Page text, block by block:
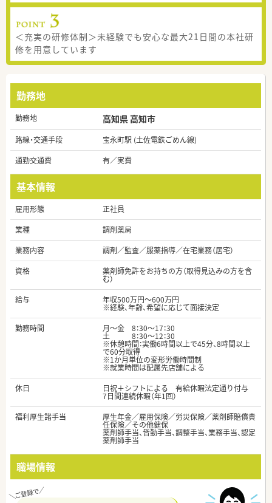
＜充実の研修体制＞未経験でも安心な最大21日間の本社研
修を用意しています
勤務地
勤務地 高知県 高知市
路線・交通手段
宝永町駅 (土佐電鉄ごめん線)
通勤交通費
有／実費
基本情報
雇用形態
正社員
業種
調剤薬局
業務内容
調剤／監査／服薬指導／在宅業務（居宅）
資格
薬剤師免許をお持ちの方（取得見込みの方を含
む）
給与
年収500万円～600万円
※経験、年齢、希望に応じて面接決定
勤務時間
月～金 8：30～17：30
土 8：30～12：30
※休憩時間：実働6時間以上で45分、8時間以上
で60分取得
※1か月単位の変形労働時間制
※就業時間は配属先店舗による
休日
日祝＋シフトによる 有給休暇法定通り付与
7日間連続休暇（年1回）
福利厚生諸手当
厚生年金／雇用保険／労災保険／薬剤師賠償責
任保険／その他健保
薬剤師手当、皆勤手当、調整手当、業務手当、認定
薬剤師手当
職場情報